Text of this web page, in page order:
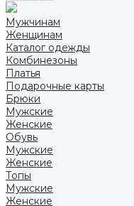
Мужчинам
Женщинам
Каталог одежды
Комбинезоны
Платья
Подарочные карты
Брюки
Мужские
Женские
Обувь
Мужские
Женские
Топы
Мужские
Женские